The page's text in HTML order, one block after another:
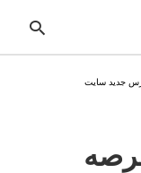
جدید سایت